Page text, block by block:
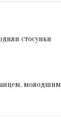
стосунки
молодшим